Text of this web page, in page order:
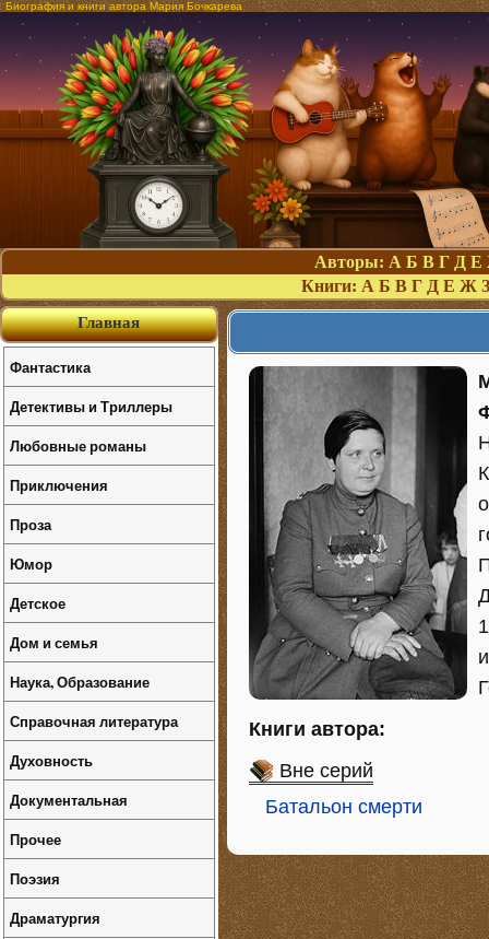
Биография и книги автора Мария Бочкарева
Авторы: А Б В Г Д Е
Книги: А Б В Г Д Е Ж З
Книги автора:
Вне серий
Батальон смерти
Главная
Фантастика
Детективы и Триллеры
Любовные романы
Приключения
Проза
Юмор
Детское
Дом и семья
Наука, Образование
Справочная литература
Духовность
Документальная
Прочее
Поэзия
Драматургия